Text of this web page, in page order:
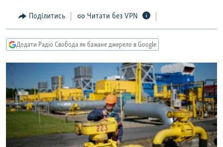
навігації
Перейти
до
ЕКОНОМІКА
КУЛЬТУРА
УКРАЇНА
СВІТ
РОСІЙСЬКА «ФІЛЬТРАЦІЯ»
КРИМ.РЕАЛІЇ
СХЕМИ
КИТАЙ.ВИКЛИКИ
МУЛЬТИМЕДІА
ФОТО
Поділитись Читати без VPN
Додати Радіо Свобода як бажане джерело в Google